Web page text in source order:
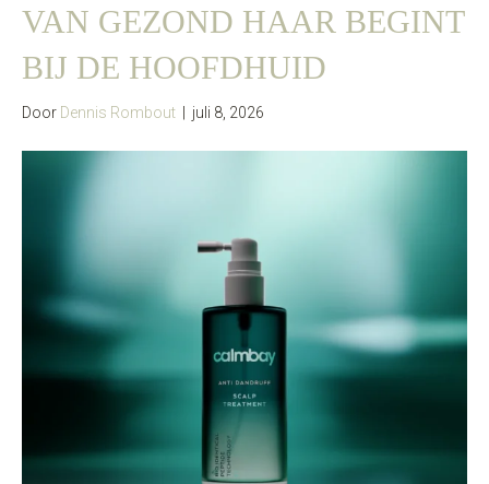
VAN GEZOND HAAR BEGINT
BIJ DE HOOFDHUID
Door Dennis Rombout juli 8, 2026